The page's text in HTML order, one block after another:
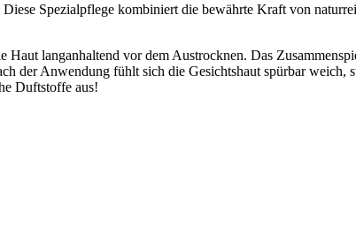
Spezialpflege kombiniert die bewährte Kraft von
langanhaltend vor dem Austrocknen. Das
der Anwendung fühlt sich die Gesichtshaut spürbar weich,
Duftstoffe aus!